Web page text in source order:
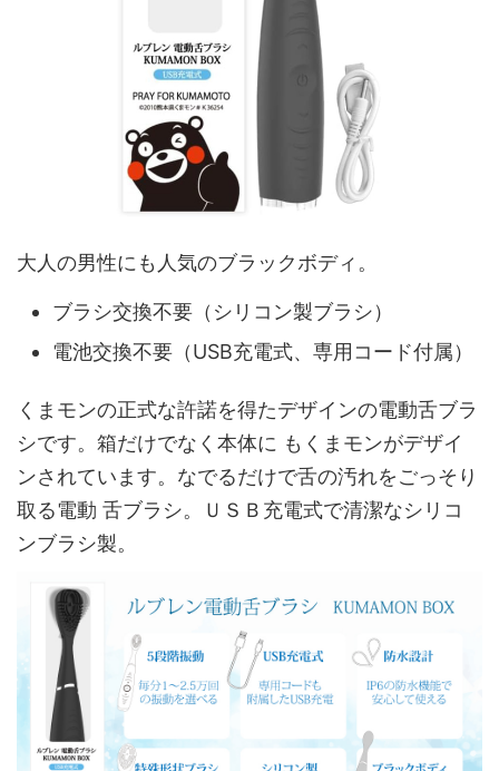
大人の男性にも人気のブラックボディ。
ブラシ交換不要（シリコン製ブラシ）
電池交換不要（USB充電式、専用コード付属）
くまモンの正式な許諾を得たデザインの電動舌ブラ
シです。箱だけでなく本体に もくまモンがデザイ
ンされています。なでるだけで舌の汚れをごっそり
取る電動 舌ブラシ。ＵＳＢ充電式で清潔なシリコ
ンブラシ製。